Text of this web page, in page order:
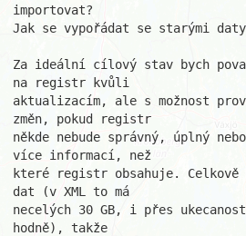
importovat?
Jak se vypořádat se starými
Za ideální cílový stav bych
na registr kvůli
aktualizacím, ale s možnost
změn, pokud registr
někde nebude správný, úplný
více informací, než
které registr obsahuje. Celkově
dat (v XML to má
necelých 30 GB, i přes
hodně), takže